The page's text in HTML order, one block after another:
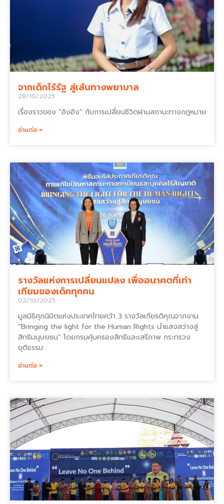
จากเด็กไร้รัฐ สู่เส้นทางพยาบาล
28/10/2025
เรื่องราวของ “อิงอิง” กับการเปลี่ยนชีวิตผ่านสถานะทางกฎหมาย
อ่านต่อ »
รางวัลแห่งการเปลี่ยนแปลง เพื่ออนาคตที่เท่า
เทียมของเด็กทุกคน
02/10/2025
มูลนิธิศุภนิมิตแห่งประเทศไทยคว้า 3 รางวัลเกียรติคุณจากงาน
“Bringing the light for the Human Rights นำแสงสว่างสู่
สิทธิมนุษยชน” โดยกรมคุ้มครองสิทธิและเสรีภาพ กระทรวง
ยุติธรรม
อ่านต่อ »